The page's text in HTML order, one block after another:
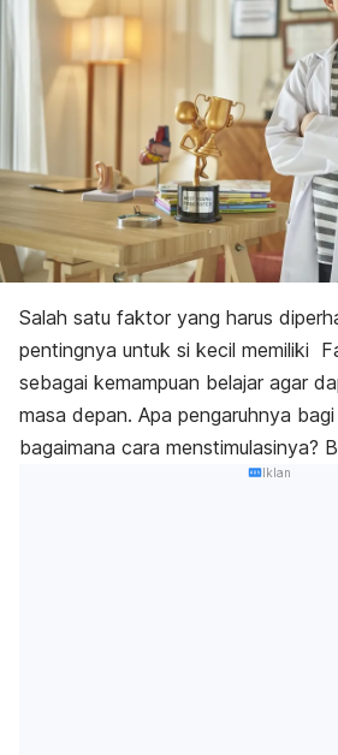
Salah satu faktor yang harus
pentingnya untuk si kecil memiliki
sebagai kemampuan belajar agar
masa depan. Apa pengaruhnya
bagaimana cara menstimulasinya?
Iklan